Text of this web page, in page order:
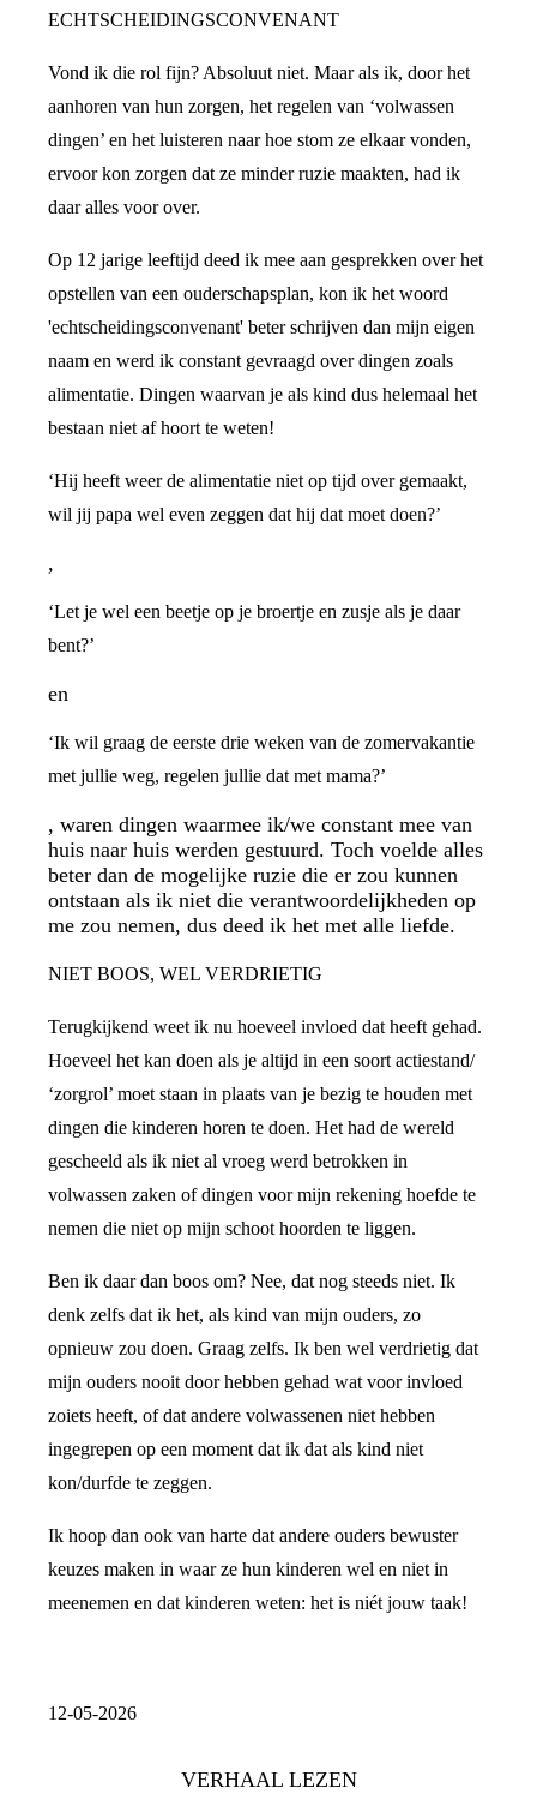
ECHTSCHEIDINGSCONVENANT
Vond ik die rol fijn? Absoluut niet. Maar als ik, door het
aanhoren van hun zorgen, het regelen van ‘volwassen
dingen’ en het luisteren naar hoe stom ze elkaar vonden,
ervoor kon zorgen dat ze minder ruzie maakten, had ik
daar alles voor over.
Op 12 jarige leeftijd deed ik mee aan gesprekken over het
opstellen van een ouderschapsplan, kon ik het woord
'echtscheidingsconvenant' beter schrijven dan mijn eigen
naam en werd ik constant gevraagd over dingen zoals
alimentatie. Dingen waarvan je als kind dus helemaal het
bestaan niet af hoort te weten!
‘Hij heeft weer de alimentatie niet op tijd over gemaakt,
wil jij papa wel even zeggen dat hij dat moet doen?’
,
‘Let je wel een beetje op je broertje en zusje als je daar
bent?’
en
‘Ik wil graag de eerste drie weken van de zomervakantie
met jullie weg, regelen jullie dat met mama?’
, waren dingen waarmee ik/we constant mee van
huis naar huis werden gestuurd. Toch voelde alles
beter dan de mogelijke ruzie die er zou kunnen
ontstaan als ik niet die verantwoordelijkheden op
me zou nemen, dus deed ik het met alle liefde.
NIET BOOS, WEL VERDRIETIG
Terugkijkend weet ik nu hoeveel invloed dat heeft gehad.
Hoeveel het kan doen als je altijd in een soort actiestand/
‘zorgrol’ moet staan in plaats van je bezig te houden met
dingen die kinderen horen te doen. Het had de wereld
gescheeld als ik niet al vroeg werd betrokken in
volwassen zaken of dingen voor mijn rekening hoefde te
nemen die niet op mijn schoot hoorden te liggen.
Ben ik daar dan boos om? Nee, dat nog steeds niet. Ik
denk zelfs dat ik het, als kind van mijn ouders, zo
opnieuw zou doen. Graag zelfs. Ik ben wel verdrietig dat
mijn ouders nooit door hebben gehad wat voor invloed
zoiets heeft, of dat andere volwassenen niet hebben
ingegrepen op een moment dat ik dat als kind niet
kon/durfde te zeggen.
Ik hoop dan ook van harte dat andere ouders bewuster
keuzes maken in waar ze hun kinderen wel en niet in
meenemen en dat kinderen weten: het is niét jouw taak!
12-05-2026
VERHAAL LEZEN